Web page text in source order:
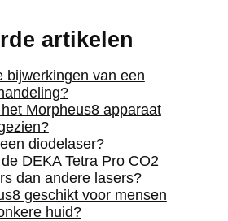
artikelen
bijwerkingen van een
Morpheus8 apparaat
diodelaser?
DEKA Tetra Pro CO2
dan andere lasers?
geschikt voor mensen
huid?